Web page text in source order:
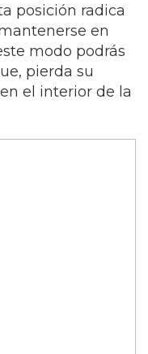
posición radica
en
modo podrás
pierda su
el interior de la